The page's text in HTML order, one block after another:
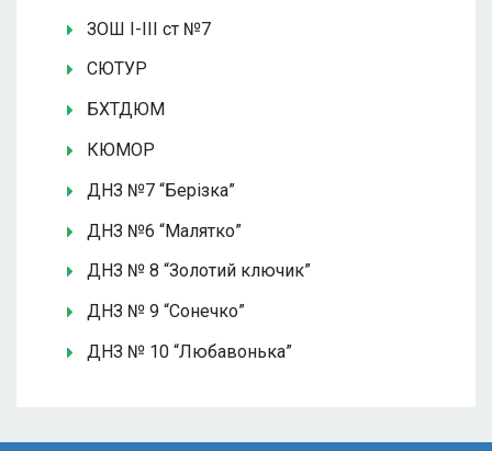
ЗОШ І-ІІІ ст №7
СЮТУР
БХТДЮМ
КЮМОР
ДНЗ №7 “Берізка”
ДНЗ №6 “Малятко”
ДНЗ № 8 “Золотий ключик”
ДНЗ № 9 “Сонечко”
ДНЗ № 10 “Любавонька”